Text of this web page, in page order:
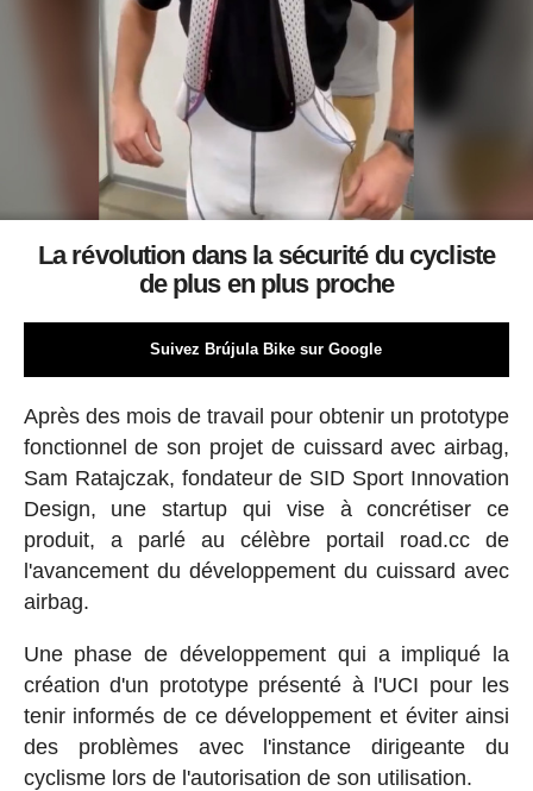
La révolution dans la sécurité du cycliste
de plus en plus proche
Suivez Brújula Bike sur Google
Après des mois de travail pour obtenir un prototype
fonctionnel de son projet de cuissard avec airbag,
Sam Ratajczak, fondateur de SID Sport Innovation
Design, une startup qui vise à concrétiser ce
produit, a parlé au célèbre portail road.cc de
l'avancement du développement du cuissard avec
airbag.
Une phase de développement qui a impliqué la
création d'un prototype présenté à l'UCI pour les
tenir informés de ce développement et éviter ainsi
des problèmes avec l'instance dirigeante du
cyclisme lors de l'autorisation de son utilisation.